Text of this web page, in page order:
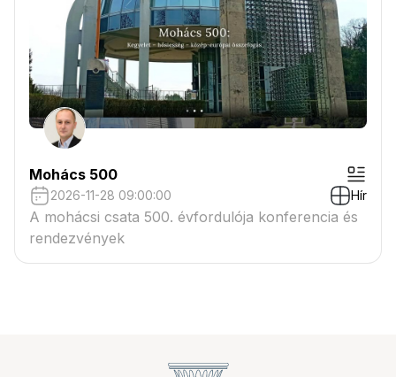
Mohács 500
2026-11-28 09:00:00 Hír
A mohácsi csata 500. évfordulója konferencia és
rendezvények